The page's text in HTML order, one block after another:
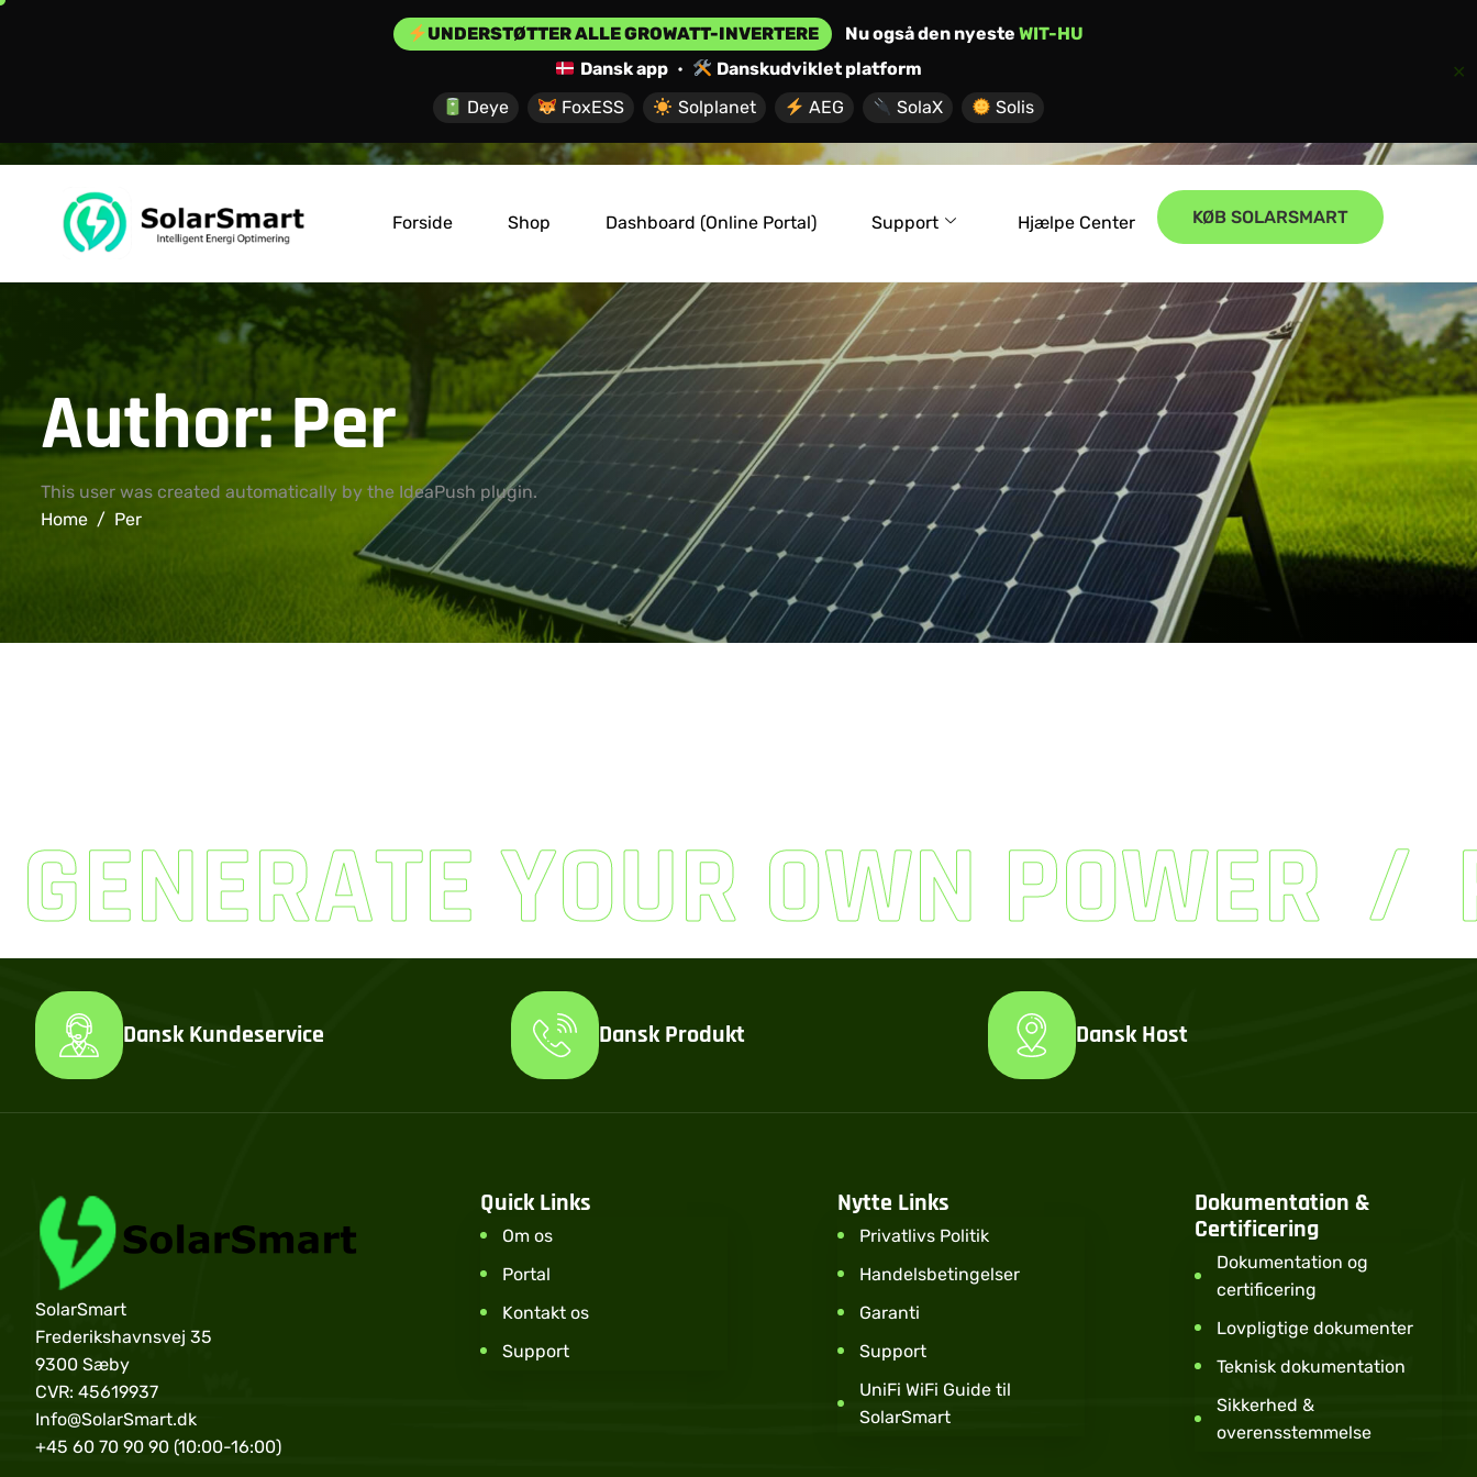
UNDERSTØTTER ALLE GROWATT-INVERTERE Nu også den nyeste WIT-HU
Dansk app•
Danskudviklet platform
Deye
FoxESS Solplanet AEG SolaX Solis
✕
Forside Shop Dashboard (Online Portal) Support Hjælpe Center KØB SOLARSMART
Author: Per
This user was created automatically by the IdeaPush plugin.
Home
Per
GENERATE YOUR OWN POWER
Dansk Kundeservice Dansk Produkt Dansk Host
SolarSmart
Frederikshavnsvej 35
9300 Sæby
CVR: 45619937
Info@SolarSmart.dk
+45 60 70 90 90 (10:00-16:00)
Quick Links
Om os
Portal
Kontakt os
Support
Nytte Links
Privatlivs Politik
Handelsbetingelser
Garanti
Support
UniFi WiFi Guide til
SolarSmart
Dokumentation &
Certificering
Dokumentation og
certificering
Lovpligtige dokumenter
Teknisk dokumentation
Sikkerhed &
overensstemmelse